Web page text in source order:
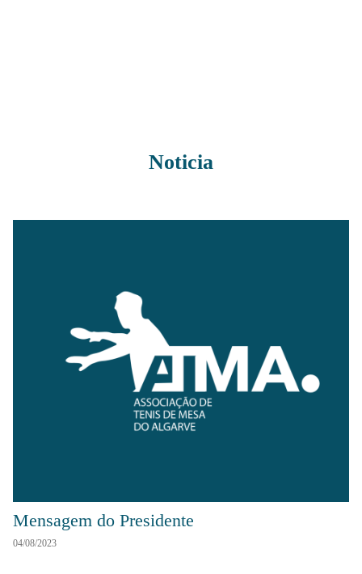
Noticia
Mensagem do Presidente
04/08/2023